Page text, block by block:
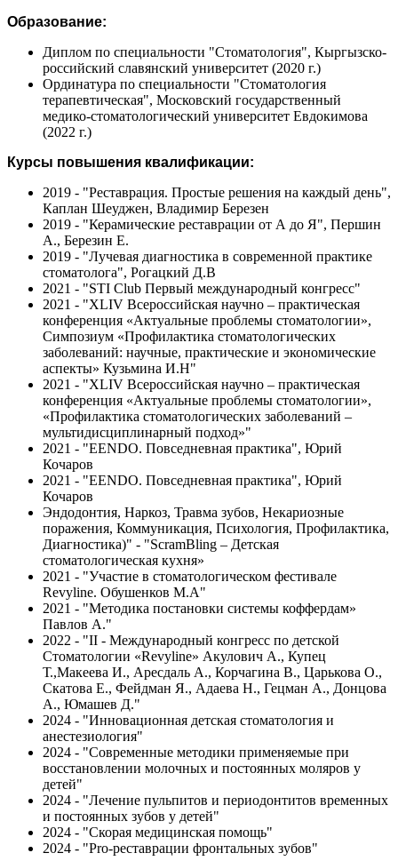
Образование:
Диплом по специальности "Стоматология", Кыргызско-
российский славянский университет (2020 г.)
Ординатура по специальности "Стоматология
терапевтическая", Московский государственный
медико-стоматологический университет Евдокимова
(2022 г.)
Курсы повышения квалификации:
2019 - "Реставрация. Простые решения на каждый день",
Каплан Шеуджен, Владимир Березен
2019 - "Керамические реставрации от А до Я", Першин
А., Березин Е.
2019 - "Лучевая диагностика в современной практике
стоматолога", Рогацкий Д.В
2021 - "STI Club Первый международный конгресс"
2021 - "XLIV Всероссийская научно – практическая
конференция «Актуальные проблемы стоматологии»,
Симпозиум «Профилактика стоматологических
заболеваний: научные, практические и экономические
аспекты» Кузьмина И.Н"
2021 - "XLIV Всероссийская научно – практическая
конференция «Актуальные проблемы стоматологии»,
«Профилактика стоматологических заболеваний –
мультидисциплинарный подход»"
2021 - "EENDO. Повседневная практика", Юрий
Кочаров
2021 - "EENDO. Повседневная практика", Юрий
Кочаров
Эндодонтия, Наркоз, Травма зубов, Некариозные
поражения, Коммуникация, Психология, Профилактика,
Диагностика)" - "ScramBling – Детская
стоматологическая кухня»
2021 - "Участие в стоматологическом фестивале
Revyline. Обушенков М.А"
2021 - "Методика постановки системы коффердам»
Павлов А."
2022 - "II - Международный конгресс по детской
Стоматологии «Revyline» Акулович А., Купец
Т.,Макеева И., Аресдаль А., Корчагина В., Царькова О.,
Скатова Е., Фейдман Я., Адаева Н., Гецман А., Донцова
А., Юмашев Д."
2024 - "Инновационная детская стоматология и
анестезиология"
2024 - "Современные методики применяемые при
восстановлении молочных и постоянных моляров у
детей"
2024 - "Лечение пульпитов и периодонтитов временных
и постоянных зубов у детей"
2024 - "Скорая медицинская помощь"
2024 - "Pro-реставрации фронтальных зубов"